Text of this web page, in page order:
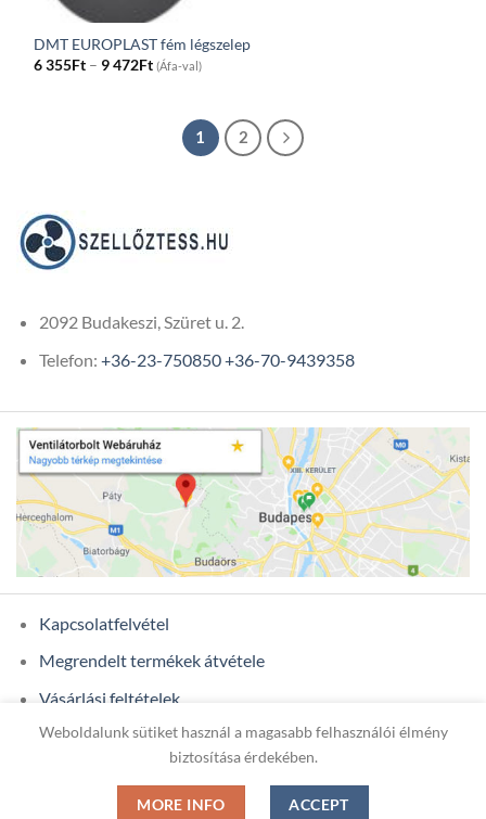
DMT EUROPLAST fém légszelep
6 355Ft – 9 472FtPrice
range:
through
472Ft
(Áfa-val)
1 2
2092 Budakeszi, Szüret u. 2.
Telefon: +36-23-750850+36-70-9439358
Kapcsolatfelvétel
Megrendelt termékek átvétele
Vásárlási feltételek
Ügyfél adatok
Copyright 2026 © ONIXCOM KFT.
Weboldalunk sütiket használ a magasabb felhasználói élmény
biztosítása érdekében.
MORE INFO ACCEPT